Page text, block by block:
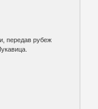
передав рубеж